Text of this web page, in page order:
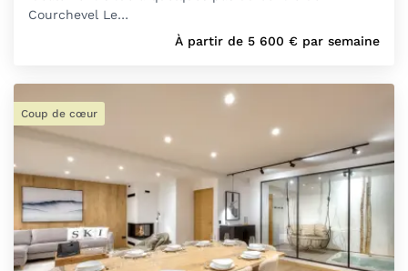
Courchevel Le…
À partir de 5 600 € par semaine
Coup de cœur